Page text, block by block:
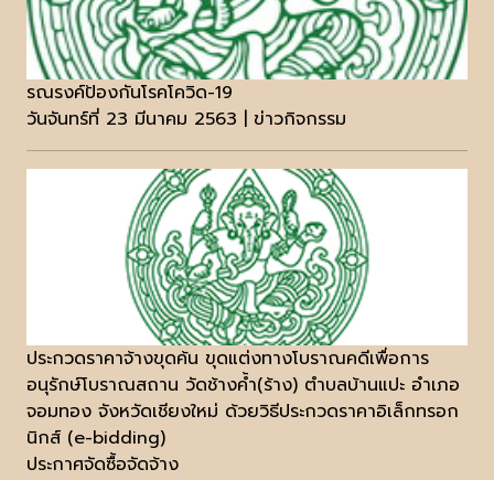
รณรงค์ป้องกันโรคโควิด-19
วันจันทร์ที่ 23 มีนาคม 2563 | ข่าวกิจกรรม
ประกวดราคาจ้างขุดค้น ขุดแต่งทางโบราณคดีเพื่อการ
อนุรักษ์โบราณสถาน วัดช้างค้ำ(ร้าง) ตำบลบ้านแปะ อำเภอ
จอมทอง จังหวัดเชียงใหม่ ด้วยวิธีประกวดราคาอิเล็กทรอก
นิกส์ (e-bidding)
ประกาศจัดซื้อจัดจ้าง